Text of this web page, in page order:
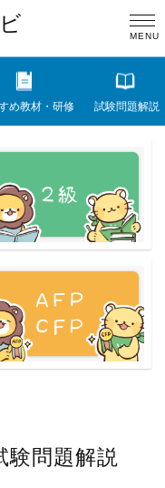
め教材・研修 試験問題解説
験問題解説